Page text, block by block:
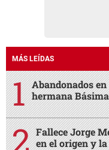
MÁS LEÍDAS
Abandonados
hermana Básima
Fallece Jorge
en el origen y